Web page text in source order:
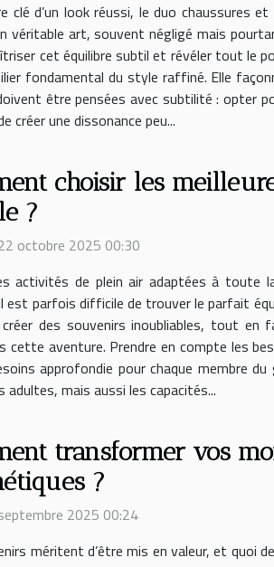
clé d’un look réussi, le duo chaussures
véritable art, souvent négligé mais
cet équilibre subtil et révéler tout le
fondamental du style raffiné. Elle
être pensées avec subtilité : opter
une dissonance peu...
choisir les
?
octobre 2025 00:30
activités de plein air adaptées à toute
est parfois difficile de trouver le parfait
des souvenirs inoubliables, tout en
cette aventure. Prendre en compte les
approfondie pour chaque membre
mais aussi les capacités...
transformer vos
?
2025 00:24
méritent d’être mis en valeur, et quoi